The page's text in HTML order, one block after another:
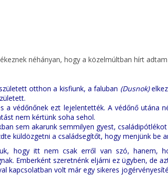
néhányan, hogy a közelmúltban hírt
otthon a kisfiunk, a faluban (Dusnok)
a védőnőnek ezt lejelentették. A védőnő utána
nem kértünk soha sehol.
sem akarunk semmilyen gyest,
küldözgetni a családsegítőt, hogy menjünk be
hogy itt nem csak erről van szó, hanem,
Emberként szeretnénk eljárni ez ügyben, de
kapcsolatban volt már egy sikeres